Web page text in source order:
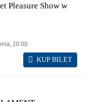
Pleasure Show w
20:00
KUP BILET